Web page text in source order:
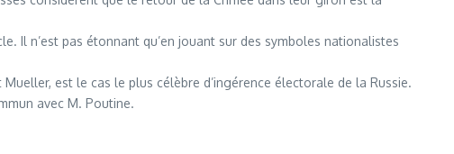
Il n’est pas étonnant qu’en jouant sur des symboles nationalistes
est le cas le plus célèbre d’ingérence électorale de la Russie.
avec M. Poutine.